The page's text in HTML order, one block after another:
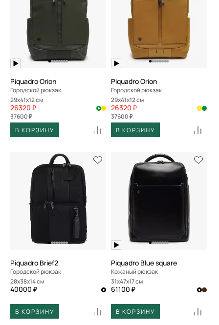
Piquadro Orion
Городской рюкзак
29x41x12 см
26320 ₽
37600 ₽
В КОРЗИНУ
Piquadro Orion
Городской рюкзак
29x41x12 см
26320 ₽
37600 ₽
В КОРЗИНУ
Piquadro Brief2
Городской рюкзак
28x38x14 см
40000 ₽
В КОРЗИНУ
Piquadro Blue square
Кожаный рюкзак
31x47x17 см
61100 ₽
В КОРЗИНУ